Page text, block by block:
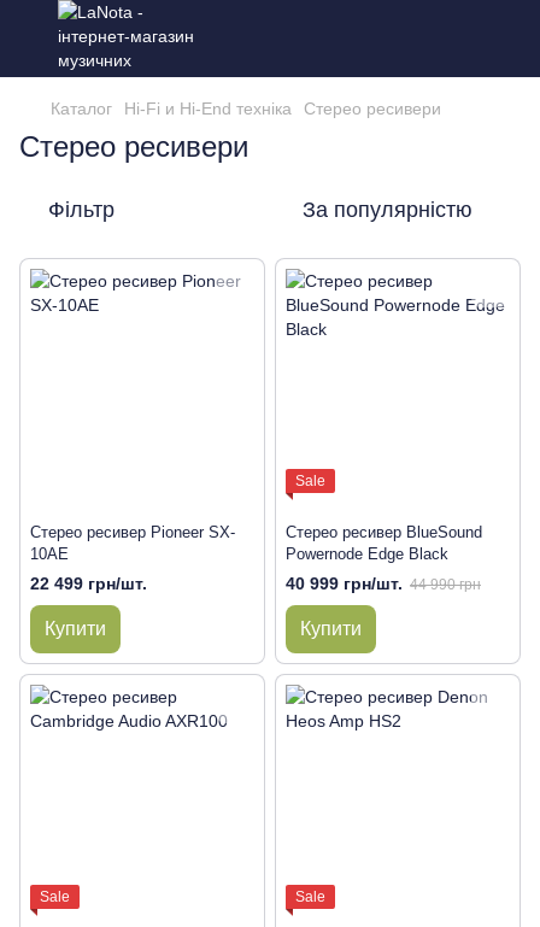
Каталог Hi-Fi и Hi-End техніка Стерео ресивери
Стерео ресивери
Фільтр За популярністю
Стерео ресивер Pioneer SX-
10AE
22 499 грн/шт.
Купити
Sale
Стерео ресивер BlueSound
Powernode Edge Black
40 999 грн/шт. 44 990 грн
Купити
Sale Sale